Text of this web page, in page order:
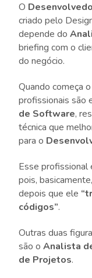
O
criado pelo
depende do
briefing com o
do negócio.
Quando começa
profissionais são
de Software,
técnica que
para o
Esse profissional
pois,
depois que ele
códigos”.
Outras duas
são o Analista
de Projetos.